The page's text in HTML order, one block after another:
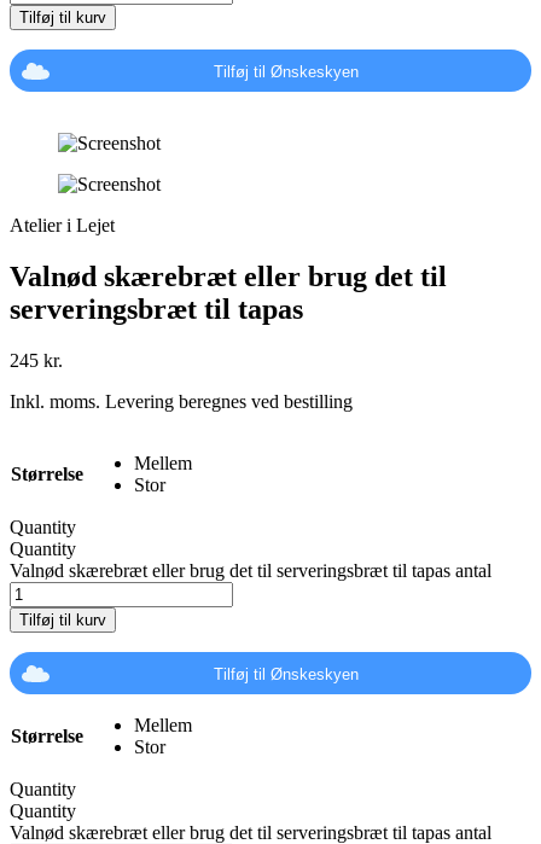
Tilføj til kurv
Tilføj til Ønskeskyen
Atelier i Lejet
Valnød skærebræt eller brug det til
serveringsbræt til tapas
245 kr.
Inkl. moms. Levering beregnes ved bestilling
Størrelse
Mellem
Stor
Quantity
Quantity
Valnød skærebræt eller brug det til serveringsbræt til tapas antal
Tilføj til kurv
Tilføj til Ønskeskyen
Størrelse
Mellem
Stor
Quantity
Quantity
Valnød skærebræt eller brug det til serveringsbræt til tapas antal